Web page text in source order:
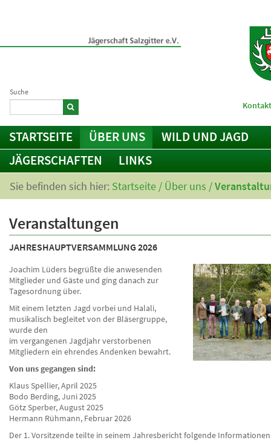
Suche
STARTSEITE ÜBER UNS
WILD UND JAGD
JÄGERSCHAFTEN
LINKS
Sie befinden sich hier: Startseite / Über uns /
Veranstaltungen
JAHRESHAUPTVERSAMMLUNG 2026
Joachim Lüders begrüßte die anwesenden
Mitglieder und Gäste und ging danach zur
Tagesordnung über.
Mit einem letzten Jagd vorbei und Halali,
musikalisch begleitet von der Bläsergruppe,
wurde den
im vergangenen Jagdjahr verstorbenen
Mitgliedern ein ehrendes Andenken bewahrt.
Von uns gegangen sind:
Klaus Spellier, April 2025
Bodo Berding, Juni 2025
Götz Sperber, August 2025
Hermann Rühmann, Februar 2026
Der 1. Vorsitzende teilte in seinem Jahresbericht folgende